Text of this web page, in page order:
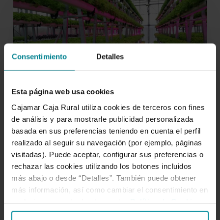
Consentimiento Detalles
Esta página web usa cookies
Cajamar Caja Rural utiliza cookies de terceros con fines
de análisis y para mostrarle publicidad personalizada
basada en sus preferencias teniendo en cuenta el perfil
realizado al seguir su navegación (por ejemplo, páginas
visitadas). Puede aceptar, configurar sus preferencias o
rechazar las cookies utilizando los botones incluidos
más abajo o desde “Detalles”. También puede obtener
más información, así como cambiar el consentimiento en
la
iniciativa
Sistemas
Sostenibles
27 de abril de 2023
Cajamar impulsa la iniciativa
Sistemas Alimentarios
Sostenibles